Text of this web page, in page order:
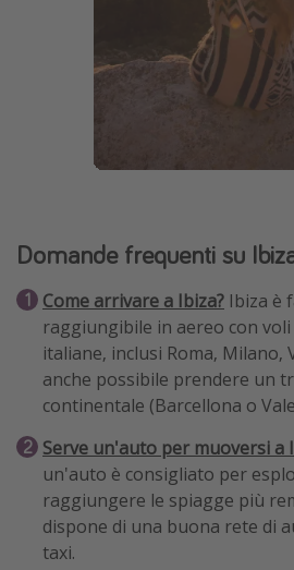
Domande frequenti su
Come arrivare a Ibiza? Ibiza è
raggiungibile in aereo con
italiane, inclusi Roma, Milano,
anche possibile prendere un
continentale (Barcellona o
Serve un'auto per muoversi a
un'auto è consigliato per
raggiungere le spiagge più
dispone di una buona rete di
taxi.